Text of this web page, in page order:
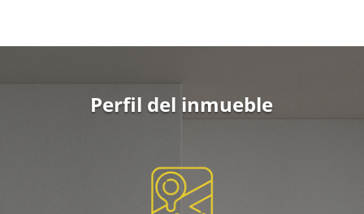
Perfil del inmueble